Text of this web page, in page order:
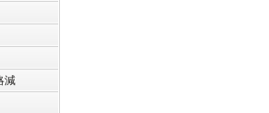
減